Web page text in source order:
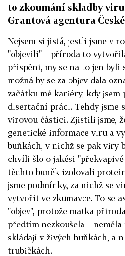
to zkoumání skladby
Grantová agentura
Nejsem si jistá, jestli jsme v
"objevili" − příroda to
přispění, my se na to jen byli
možná by se za objev dala
začátku mé kariéry, kdy jsem
disertační práci. Tehdy jsme
virovou částici. Zjistili jsme,
genetické informace viru a
buňkách, v nichž se pak viry
chvíli šlo o jakési "překvapivé
těchto buněk izolovali
jsme podmínky, za nichž se
vytvořit ve zkumavce. To se
"objev", protože matka
předtím nezkoušela −
skládají v živých buňkách, a
trubičkách.